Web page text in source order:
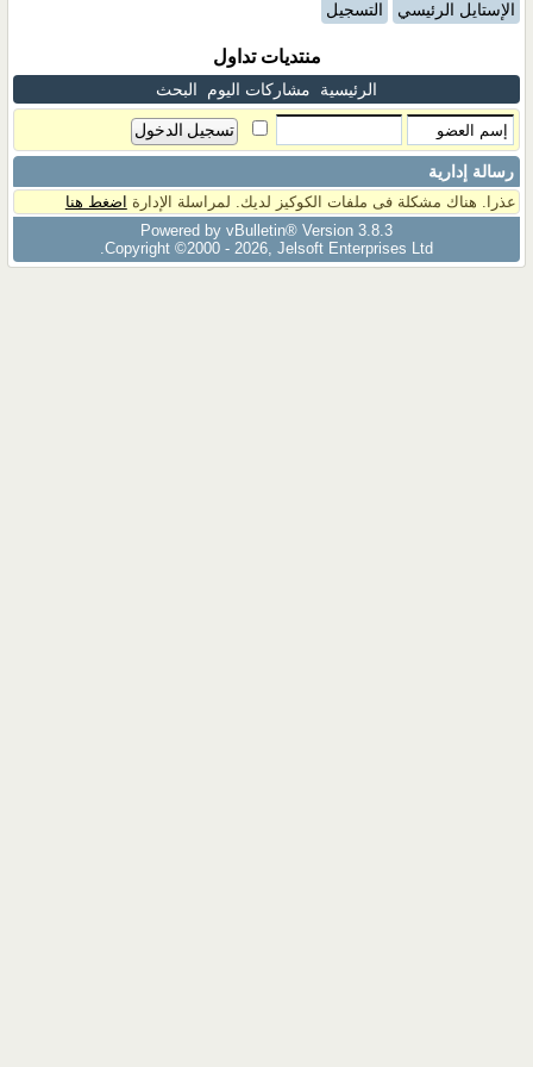
الإستايل الرئيسي التسجيل
منتديات تداول
الرئيسية مشاركات اليوم البحث
رسالة إدارية
عذرا. هناك مشكلة فى ملفات الكوكيز لديك. لمراسلة الإدارة اضغط هنا
Powered by vBulletin® Version 3.8.3
Copyright ©2000 - 2026, Jelsoft Enterprises Ltd.